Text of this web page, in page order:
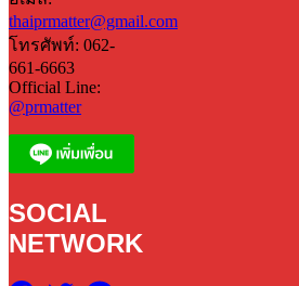
thaiprmatter@gmail.com
โทรศัพท์: 062-
661-6663
Official Line:
@prmatter
SOCIAL
NETWORK